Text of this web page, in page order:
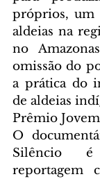
próprios, um
aldeias na
no
omissão do
a prática do
de aldeias
Prêmio
O
Silêncio
reportagem